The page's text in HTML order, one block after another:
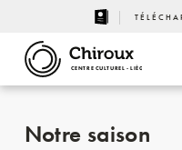
CENTRE CULTUREL - LIÈGE
Notre saison